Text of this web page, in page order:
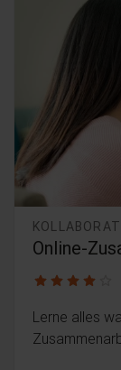
Online-
4.1 / 5
Lerne alles